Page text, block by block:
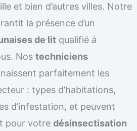
et bien d’autres villes. Notre
la présence d’un
de lit qualifié à
Nos techniciens
parfaitement les
: types d’habitations,
d’infestation, et peuvent
pour votre désinsectisation